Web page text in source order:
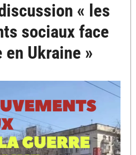
« les
sociaux face
en Ukraine »